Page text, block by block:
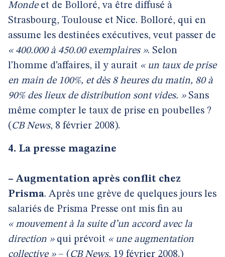
Mondeet de Bolloré, va être diffusé à
Strasbourg, Toulouse et Nice. Bolloré, qui en
assume les destinées exécutives, veut passer de
« 400.000 à 450.00 exemplaires ». Selon
l’homme d’affaires, il y aurait « un taux de prise
en main de 100%, et dès 8 heures du matin, 80 à
90% des lieux de distribution sont vides. »Sans
même compter le taux de prise en poubelles ?
( CB News, 8 février 2008).
4. La presse magazine
– Augmentation après conflit chez
Prisma. Après une grève de quelques jours les
salariés de Prisma Presse ont mis fin au
« mouvement à la suite d’un accord avec la
direction » qui prévoit « une augmentation
collective » – ( CB News, 19 février 2008.)